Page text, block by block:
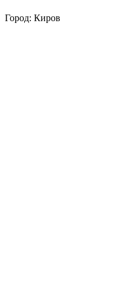
Город: Киров